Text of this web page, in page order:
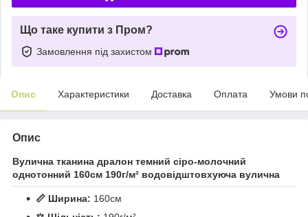
Що таке купити з Пром?
Замовлення під захистом
Опис Характеристики Доставка Оплата Умови
Опис
Вулична тканина дралон темний сiро-молочний
однотонний 160см 190г/м² водовідштовхуюча вулична
📏 Ширина: 160см